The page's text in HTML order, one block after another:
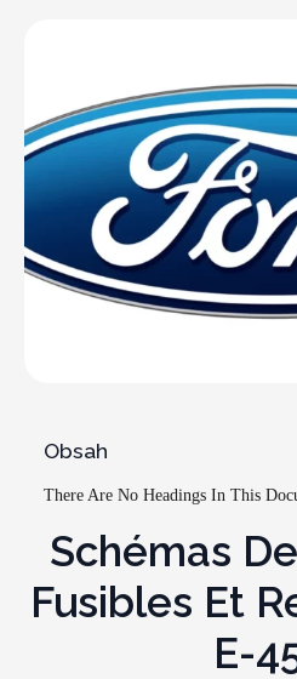
Obsah
There Are No Headings In This
Schémas
Fusibles Et
E-